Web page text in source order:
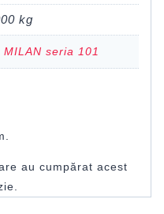
kg
MILAN seria 101
au cumpărat acest